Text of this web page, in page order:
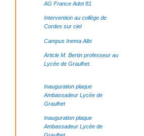
AG France Adot 81
Intervention au collège de
Cordes sur ciel
Campus Inema Albi
Article M. Bertin professeur au
Lycée de Graulhet.
Inauguration plaque
Ambassadeur Lycée de
Graulhet
Inauguration plaque
Ambassadeur Lycée de